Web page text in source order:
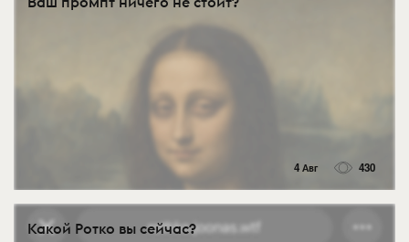
4 Авг 430
Какой Ротко вы сейчас?